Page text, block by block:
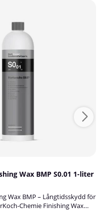
Wax BMP S0.01 1-liter
Wax BMP – Långtidsskydd för
Chemie Finishing Wax
långtidskydd som